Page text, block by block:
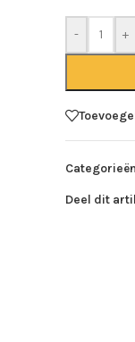
- +
Deel dit